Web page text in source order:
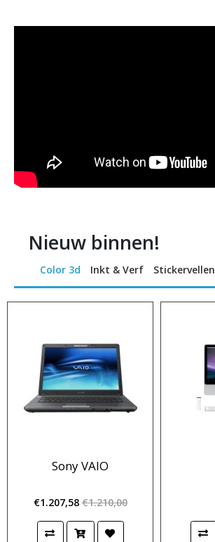
Nieuw binnen!
Color 3d Inkt & Verf Stickervellen
Sony VAIO
€1.207,58 €1.210,00